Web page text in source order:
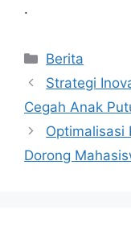
.
Kategori
Berita
Strategi
Cegah Anak
Optimalisasi
Dorong